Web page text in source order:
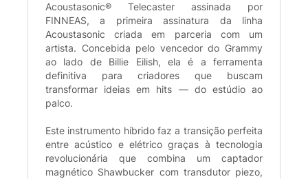
Acoustasonic® Telecaster assinada por
FINNEAS, a primeira assinatura da linha
Acoustasonic criada em parceria com um
artista. Concebida pelo vencedor do Grammy
ao lado de Billie Eilish, ela é a ferramenta
definitiva para criadores que buscam
transformar ideias em hits — do estúdio ao
palco.
Este instrumento híbrido faz a transição perfeita
entre acústico e elétrico graças à tecnologia
revolucionária que combina um captador
magnético Shawbucker com transdutor piezo,